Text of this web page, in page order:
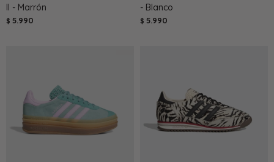
II - Marrón
$ 5.990
- Blanco
$ 5.990